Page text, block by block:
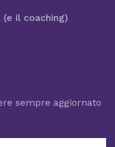
il coaching)
sempre aggiornato